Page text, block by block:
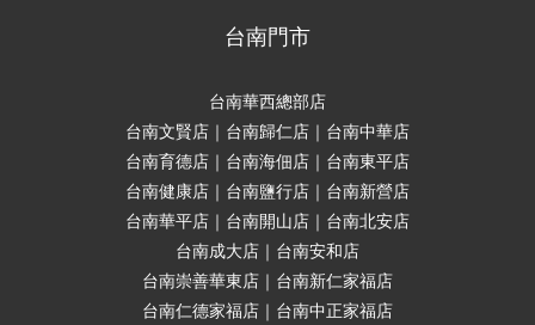
台南門市
台南華西總部店
台南文賢店｜台南歸仁店｜台南中華店
台南育德店｜台南海佃店｜台南東平店
台南健康店｜台南鹽行店｜台南新營店
台南華平店｜台南開山店｜台南北安店
台南成大店｜台南安和店
台南崇善華東店｜台南新仁家福店
台南仁德家福店｜台南中正家福店